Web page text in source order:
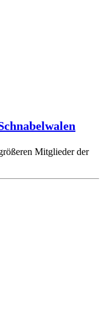
Mitglieder der